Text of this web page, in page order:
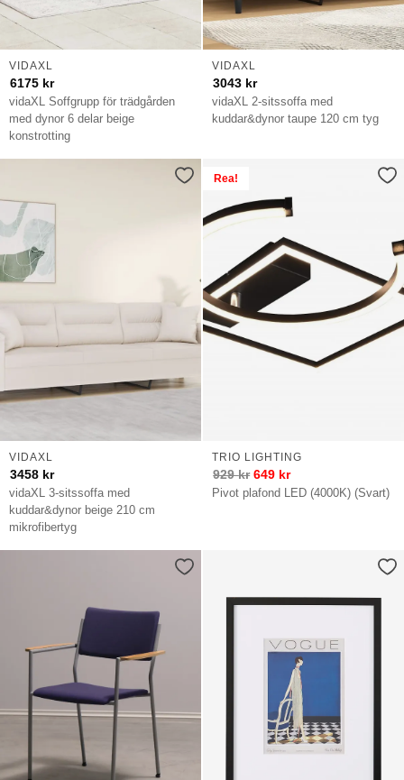
vidaXL Soffgrupp för trädgården
med dynor 6 delar beige
konstrotting
VIDAXL
6175 kr
vidaXL 2-sitssoffa med
kuddar&dynor taupe 120 cm tyg
VIDAXL
3043 kr
vidaXL 3-sitssoffa med
kuddar&dynor beige 210 cm
mikrofibertyg
VIDAXL
3458 kr
Rea!
Pivot plafond LED (4000K) (Svart)
TRIO LIGHTING
929kr 649 kr